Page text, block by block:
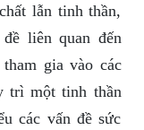
lẫn tinh thần,
liên quan đến
gia vào các
trì một tinh thần
các vấn đề sức